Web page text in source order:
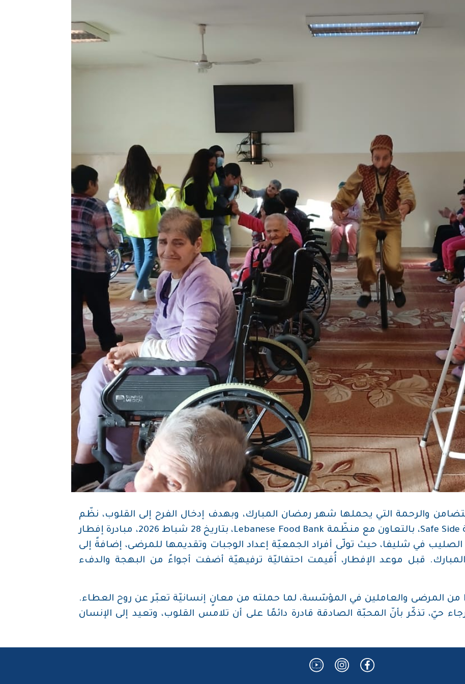
والرحمة التي يحملها شهر رمضان المبارك، وبهدف إدخال الفرح إلى القلوب، نظّم
السيّد حسين ياغي، رئيس جمعيّة Safe Side، بالتعاون مع منظّمة Lebanese Food Bank، بتاريخ 28 شباط 2026، مبادرة إفطار
في شليفا، حيث تولّى أفراد الجمعيّة إعداد الوجبات وتقديمها للمرضى، إضافةً إلى
قبل موعد الإفطار، أُقيمت احتفاليّة ترفيهيّة أضفت أجواءً من البهجة والدفء
من المرضى والعاملين في المؤسّسة، لما حملته من معانٍ إنسانيّة تعبّر عن روح العطاء.
حيّ، تذكّر بأنّ المحبّة الصادقة قادرة دائمًا على أن تلامس القلوب، وتعيد إلى الإنسان